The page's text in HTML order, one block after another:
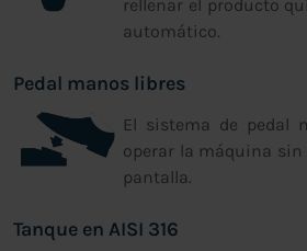
rellenar el producto
automático.
Pedal manos libres
El sistema de pedal
operar la máquina sin
pantalla.
Tanque en AISI 316